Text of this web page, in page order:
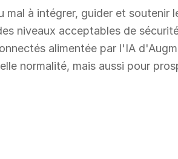
mal à intégrer, guider et
niveaux acceptables de
alimentée par l'IA
normalité, mais aussi pour